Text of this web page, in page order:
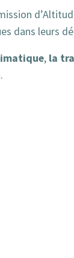
dans leurs
, la
.